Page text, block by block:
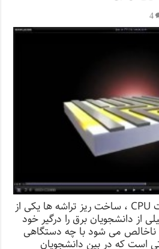
4
فیلمی از طراحی تا ساخت CPU ، ساخت ریز تراشه ها یکی از
دانشجویان برق را درگیر خود
ناخالص می شود با چه دستگاهی
است که در بین دانشجویان